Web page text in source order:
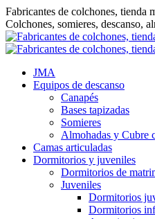
Saltar
al
contenido
Fabricantes de colchones, tienda
Colchones, somieres, descanso,
JMA
Equipos de descanso
Canapés
Bases tapizadas
Somieres
Almohadas y Cubre
Camas articuladas
Dormitorios y juveniles
Dormitorios de
Juveniles
Dormitorios
Dormitorios